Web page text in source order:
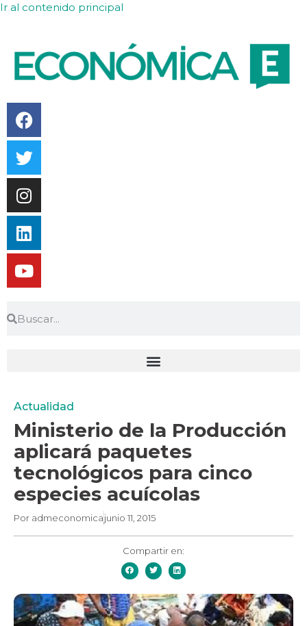
Ir al contenido principal
Actualidad
Ministerio de la Producción
aplicará paquetes
tecnológicos para cinco
especies acuícolas
Por admeconomicajunio 11, 2015
Compartir en: